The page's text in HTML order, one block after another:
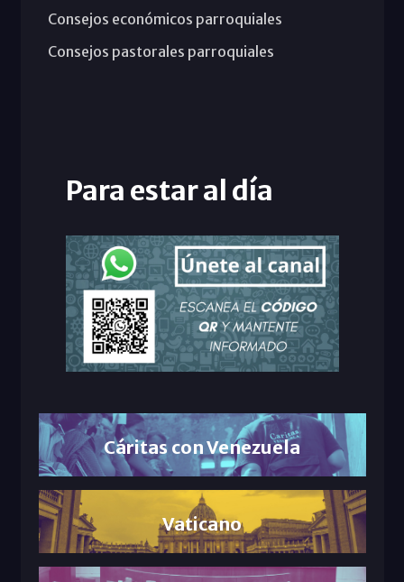
Consejos económicos parroquiales
Consejos pastorales parroquiales
Para estar al día
Cáritas con Venezuela
Vaticano